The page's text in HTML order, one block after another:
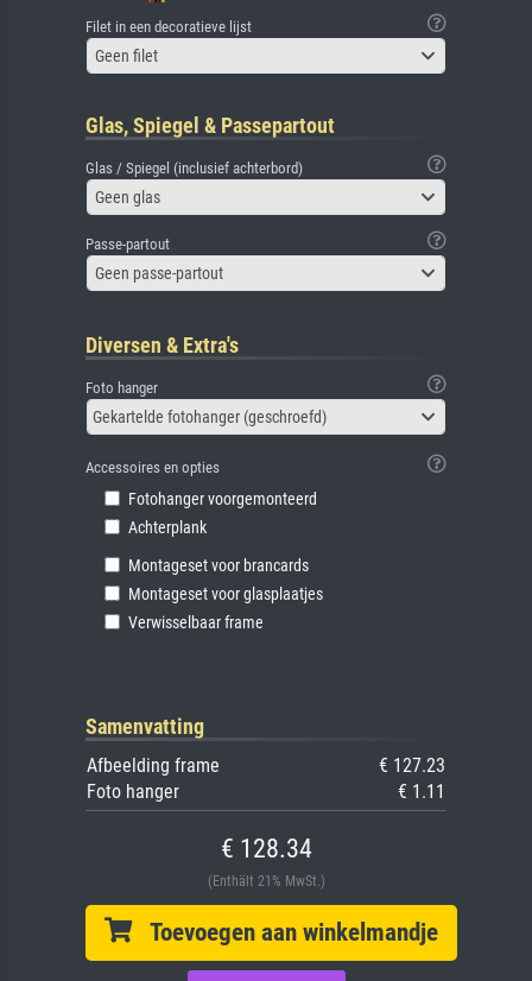
Filet in een decoratieve lijst
Geen filet
Glas, Spiegel & Passepartout
Glas / Spiegel (inclusief achterbord)
Geen glas
Passe-partout
Geen passe-partout
Diversen & Extra's
Foto hanger
Gekartelde fotohanger (geschroefd)
Accessoires en opties
Fotohanger voorgemonteerd
Achterplank
Montageset voor brancards
Montageset voor glasplaatjes
Verwisselbaar frame
Samenvatting
Afbeelding frame
€ 127.23
Foto hanger
€ 1.11
€ 128.34
(Enthält 21% MwSt.)
Toevoegen aan winkelmandje